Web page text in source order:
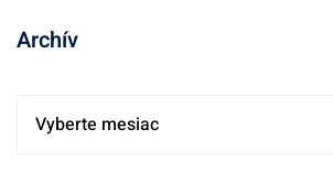
Archív